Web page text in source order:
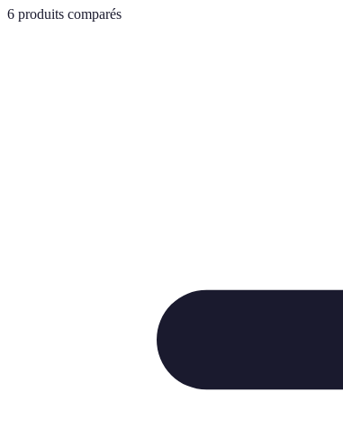
6 produits comparés